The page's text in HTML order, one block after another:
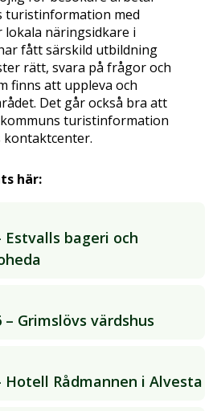
turistinformation med
lokala näringsidkare i
fått särskild utbildning
rätt, svara på frågor och
finns att uppleva och
Det går också bra att
turistinformation
här:
Estvalls bageri och
– Grimslövs värdshus
Hotell Rådmannen i Alvesta